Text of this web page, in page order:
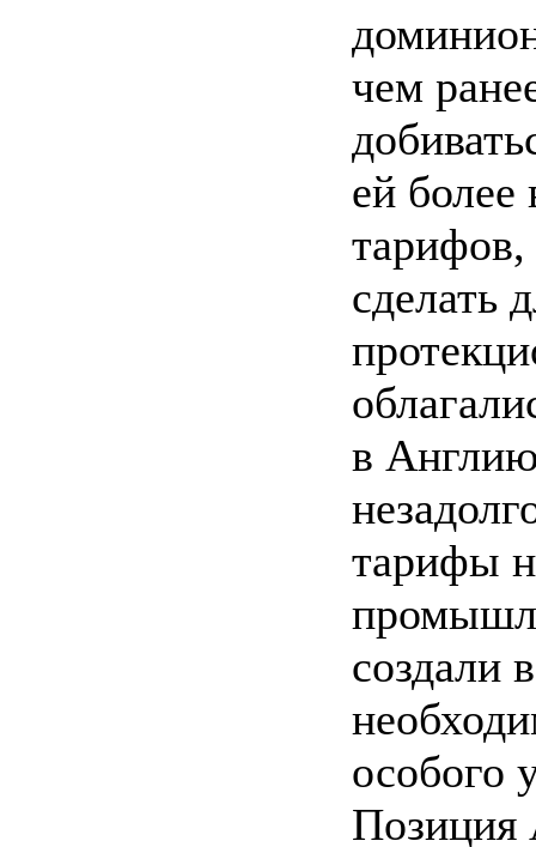
чем
ей
тарифов,
сделать
в
тарифы
создали
особого
Позиция